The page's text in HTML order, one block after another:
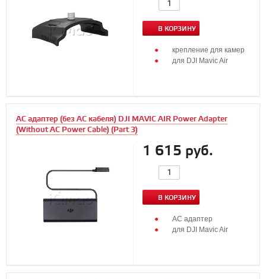
В КОРЗИНУ
крепление для камер
для DJI Mavic Air
AC адаптер (без АС кабеля) DJI MAVIC AIR Power Adapter
(Without AC Power Cable) (Part 3)
1 615 руб.
В КОРЗИНУ
AC адаптер
для DJI Mavic Air